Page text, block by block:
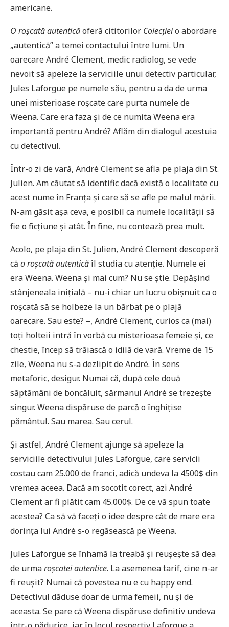
americane.
O roșcată autenticăoferă cititorilor Colecțieio abordare
„autentică” a temei contactului între lumi. Un
oarecare André Clement, medic radiolog, se vede
nevoit să apeleze la serviciile unui detectiv particular,
Jules Laforgue pe numele său, pentru a da de urma
unei misterioase roșcate care purta numele de
Weena. Care era faza și de ce numita Weena era
importantă pentru André? Aflăm din dialogul acestuia
cu detectivul.
Într-o zi de vară, André Clement se afla pe plaja din St.
Julien. Am căutat să identific dacă există o localitate cu
acest nume în Franța și care să se afle pe malul mării.
N-am găsit așa ceva, e posibil ca numele localității să
fie o ficțiune și atât. În fine, nu contează prea mult.
Acolo, pe plaja din St. Julien, André Clement descoperă
că oroșcată autenticăîl studia cu atenție. Numele ei
era Weena. Weena și mai cum? Nu se știe. Depășind
stânjeneala inițială – nu-i chiar un lucru obișnuit ca o
roșcată să se holbeze la un bărbat pe o plajă
oarecare. Sau este? –, André Clement, curios ca (mai)
toți holteii intră în vorbă cu misterioasa femeie și, ce
chestie, încep să trăiască o idilă de vară. Vreme de 15
zile, Weena nu s-a dezlipit de André. În sens
metaforic, desigur. Numai că, după cele două
săptămâni de boncăluit, sărmanul André se trezește
singur. Weena dispăruse de parcă o înghițise
pământul. Sau marea. Sau cerul.
Și astfel, André Clement ajunge să apeleze la
serviciile detectivului Jules Laforgue, care servicii
costau cam 25.000 de franci, adică undeva la 4500$ din
vremea aceea. Dacă am socotit corect, azi André
Clement ar fi plătit cam 45.000$. De ce vă spun toate
acestea? Ca să vă faceți o idee despre cât de mare era
dorința lui André s-o regăsească pe Weena.
Jules Laforgue se înhamă la treabă și reușește să dea
de urmaroșcatei autentice. La asemenea tarif, cine n-ar
fi reușit? Numai că povestea nu e cu happy end.
Detectivul dăduse doar de urma femeii, nu și de
aceasta. Se pare că Weena dispăruse definitiv undeva